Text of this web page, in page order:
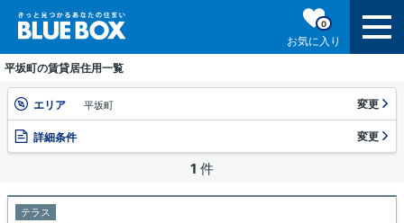
お気に入り
0
平坂町の賃貸居住用一覧
エリア 平坂町 変更
詳細条件 変更
1 件
テラス